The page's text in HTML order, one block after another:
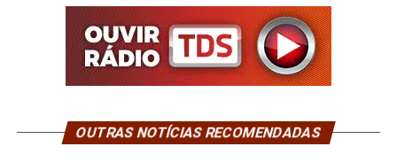
OUTRAS NOTÍCIAS RECOMENDADAS